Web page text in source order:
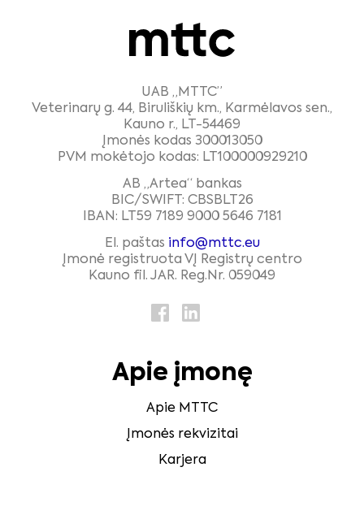
UAB „MTTC”
Veterinarų g. 44, Biruliškių km., Karmėlavos sen.,
Kauno r., LT-54469
Įmonės kodas 300013050
PVM mokėtojo kodas: LT100000929210
AB „Artea“ bankas
BIC/SWIFT: CBSBLT26
IBAN: LT59 7189 9000 5646 7181
El. paštas info@mttc.eu
Įmonė registruota VĮ Registrų centro
Kauno fil. JAR. Reg.Nr. 059049
Apie įmonę
Apie MTTC
Įmonės rekvizitai
Karjera